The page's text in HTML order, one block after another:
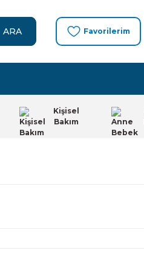
ARA Favorilerim
Kişisel
Bakım